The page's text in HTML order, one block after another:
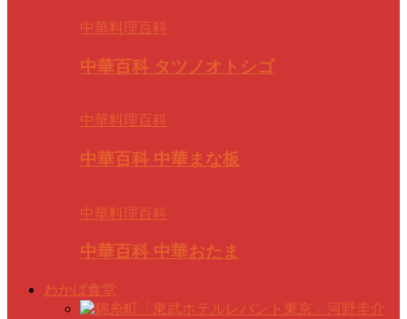
中華料理百科
中華百科 タツノオトシゴ
中華料理百科
中華百科 中華まな板
中華料理百科
中華百科 中華おたま
わかば食堂